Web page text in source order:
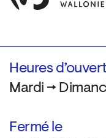
Heures
Mardi →
Fermé le